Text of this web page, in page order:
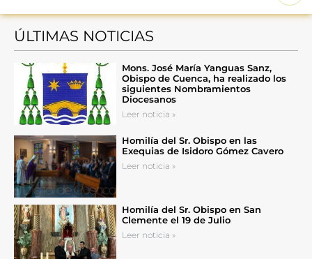
ÚLTIMAS NOTICIAS
Mons. José María Yanguas Sanz,
Obispo de Cuenca, ha realizado los
siguientes Nombramientos
Diocesanos
Leer noticia »
Homilía del Sr. Obispo en las
Exequias de Isidoro Gómez Cavero
Leer noticia »
Homilía del Sr. Obispo en San
Clemente el 19 de Julio
Leer noticia »